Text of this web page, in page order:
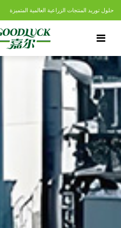
حلول توريد المنتجات الزراعية العالمية المتميزة